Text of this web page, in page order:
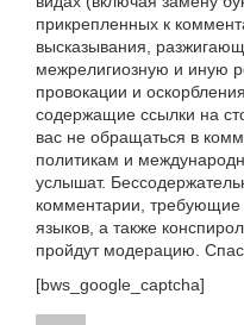
прикрепленных к
высказывания,
межрелигиозную и иную
провокации и
содержащие ссылки на
вас не обращаться в
политикам и
услышат.
комментарии, требующие
языков, а также
пройдут модерацию.
[bws_google_captcha]